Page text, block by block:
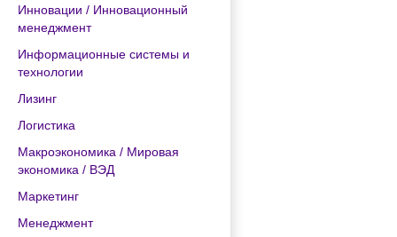
Инновации / Инновационный
менеджмент
Информационные системы и
технологии
Лизинг
Логистика
Макроэкономика / Мировая
экономика / ВЭД
Маркетинг
Менеджмент